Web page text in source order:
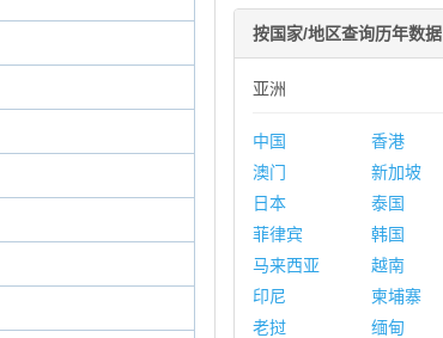
按国家/地区查询历年数据
亚洲
中国
香港
澳门
新加坡
日本
泰国
菲律宾
韩国
马来西亚
越南
印尼
柬埔寨
老挝
缅甸